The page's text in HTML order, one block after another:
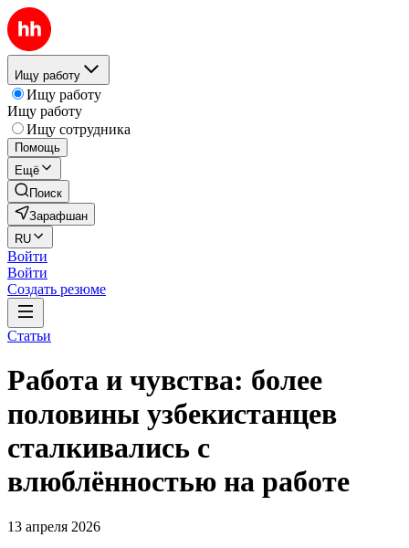
Ищу работу
Ищу работу
Ищу работу
Ищу сотрудника
Помощь
Ещё
Поиск
Зарафшан
RU
Войти
Войти
Создать резюме
Статьи
Работа и чувства: более
половины узбекистанцев
сталкивались с
влюблённостью на работе
13 апреля 2026